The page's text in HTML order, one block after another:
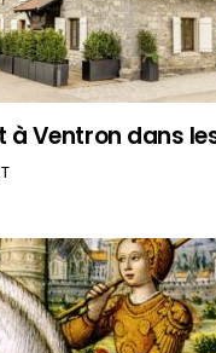
à Ventron dans